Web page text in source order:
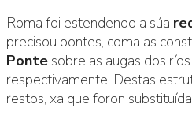
Roma foi estendendo a súa
precisou pontes, coma as
Ponte sobre as augas dos
respectivamente. Destas
restos, xa que foron